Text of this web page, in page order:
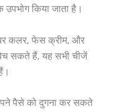
किया जाता है।
कलर, फेस क्रीम, और
सकते हैं, यह सभी चीजें
पैसे को दुगना कर सकते